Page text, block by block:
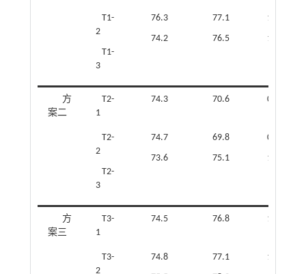
T1-
2
T1-
3
76.3
74.2
77.1
76.5
1.01
1.03
方
案二
T2-
1
74.3 70.6 0.95
T2-
2
T2-
3
74.7
73.6
69.8
75.1
0.93
1.02
方
案三
T3-
1
74.5 76.8 1.03
T3-
2
74.8
77.1
1.03